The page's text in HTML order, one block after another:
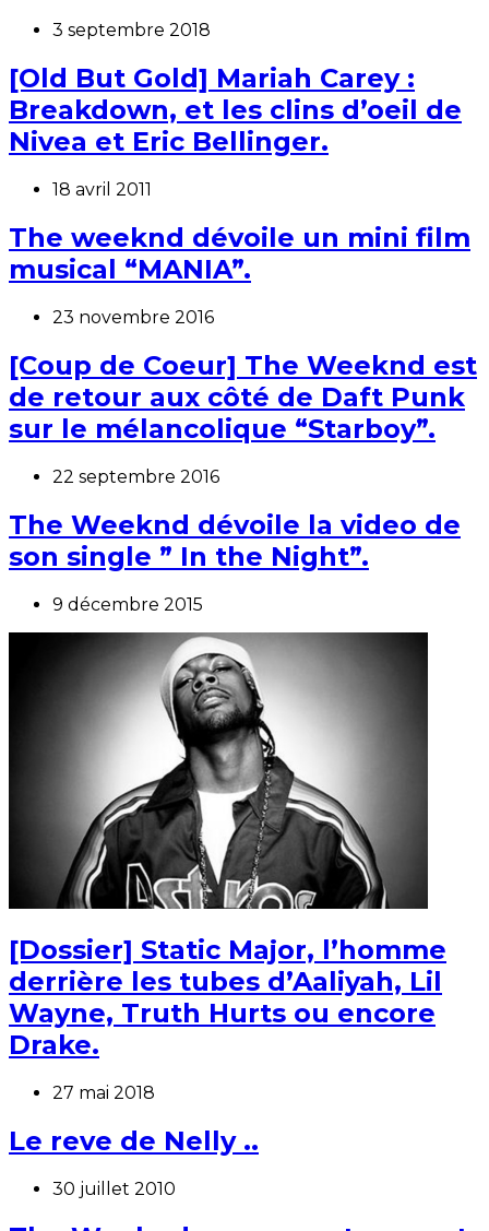
3 septembre 2018
[Old But Gold] Mariah Carey :
Breakdown, et les clins d’oeil de
Nivea et Eric Bellinger.
18 avril 2011
The weeknd dévoile un mini film
musical “MANIA”.
23 novembre 2016
[Coup de Coeur] The Weeknd est
de retour aux côté de Daft Punk
sur le mélancolique “Starboy”.
22 septembre 2016
The Weeknd dévoile la video de
son single ” In the Night”.
9 décembre 2015
[Dossier] Static Major, l’homme
derrière les tubes d’Aaliyah, Lil
Wayne, Truth Hurts ou encore
Drake.
27 mai 2018
Le reve de Nelly ..
30 juillet 2010